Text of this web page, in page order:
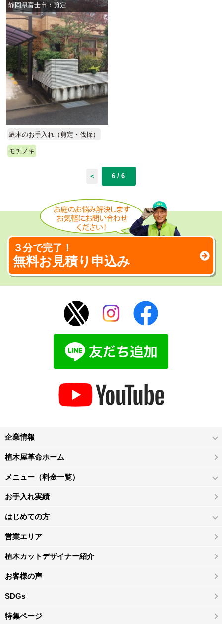
静岡県富士市：剪定
庭木のお手入れ（剪定・伐採）
モチノキ
＜ 6 / 6
３分で完了！
無料お見積り申込み
企業情報
植木屋革命ホーム
メニュー（料金一覧）
お手入れ実績
はじめての方
営業エリア
植木カットデザイナー紹介
お客様の声
SDGs
特集ページ